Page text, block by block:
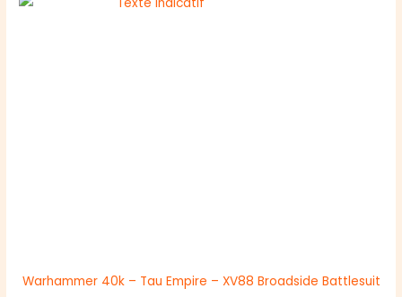
Warhammer 40k – Tau Empire – XV88 Broadside Battlesuit